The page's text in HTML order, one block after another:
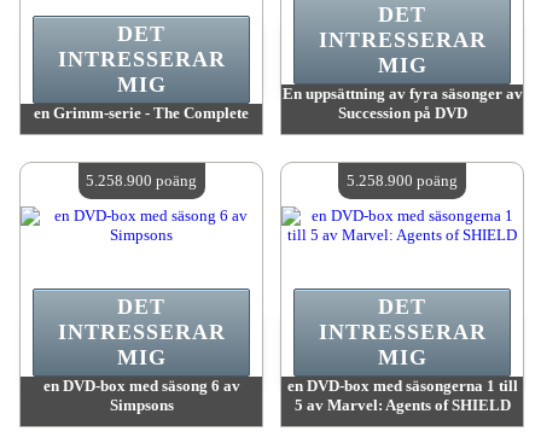
en Grimm-serie - The Complete
Antal tillgängliga:4
DET
INTRESSERAR
MIG
En uppsättning av fyra säsonger av
Succession på DVD
Antal tillgängliga:4
DET
INTRESSERAR
MIG
en DVD-box med säsong 6 av
Simpsons
DET
INTRESSERAR
MIG
5.258.900 poäng
en DVD-box med säsongerna 1 till
5 av Marvel: Agents of SHIELD
DET
INTRESSERAR
MIG
5.258.900 poäng